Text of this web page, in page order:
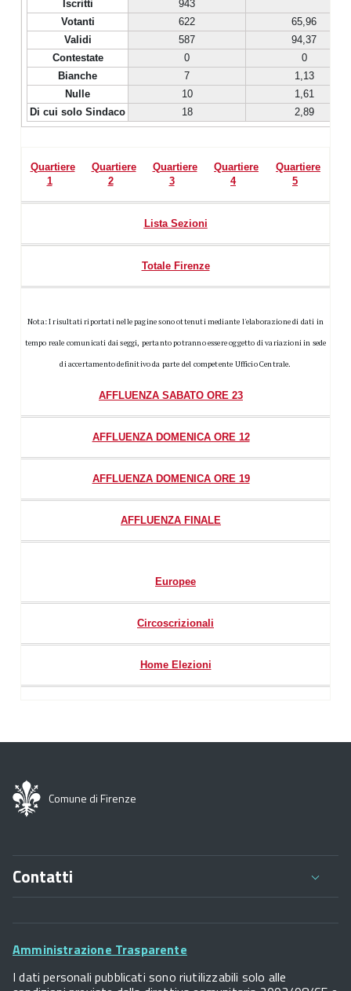
Iscritti
943
Votanti
622
65,96
Validi
587
94,37
Contestate
0
0
Bianche
7
1,13
Nulle
10
1,61
Di cui solo Sindaco
18 2,89
Quartiere
1
Quartiere
2
Quartiere
3
Quartiere
4
Quartiere
5
Lista Sezioni
Totale Firenze
Nota: I risultati riportati nelle pagine sono ottenuti mediante l'elaborazione di dati in
tempo reale comunicati dai seggi, pertanto potranno essere oggetto di variazioni in sede
di accertamento definitivo da parte del competente Ufficio Centrale.
AFFLUENZA SABATO ORE 23
AFFLUENZA DOMENICA ORE 12
AFFLUENZA DOMENICA ORE 19
AFFLUENZA FINALE
Europee
Circoscrizionali
Home Elezioni
Comune di Firenze
Contatti
Palazzo Vecchio
P.IVA 01307110484
Footer
Amministrazione Trasparente
I dati personali pubblicati sono riutilizzabili solo alle